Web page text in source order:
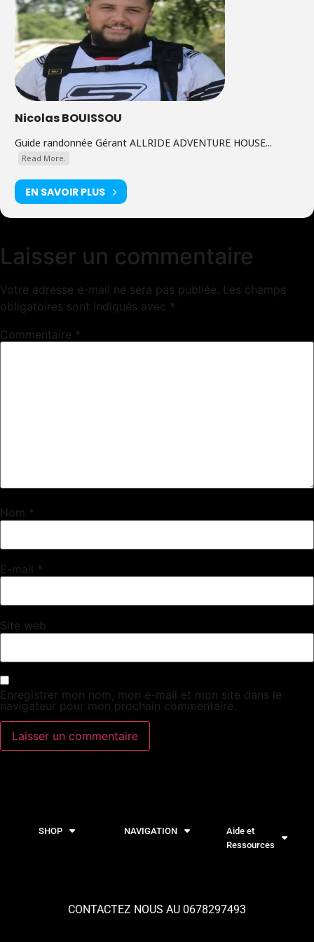
Nicolas BOUISSOU
Guide randonnée Gérant ALLRIDE ADVENTURE HOUSE...
Read More.
EN SAVOIR PLUS
Laisser un commentaire
Votre adresse e-mail ne sera pas publiée. Les champs
obligatoires sont indiqués avec *
Commentaire *
Nom *
E-mail *
Site web
Enregistrer mon nom, mon e-mail et mon site dans le
navigateur pour mon prochain commentaire.
SHOP NAVIGATION
Aide et
Ressources
CONTACTEZ NOUS AU 0678297493